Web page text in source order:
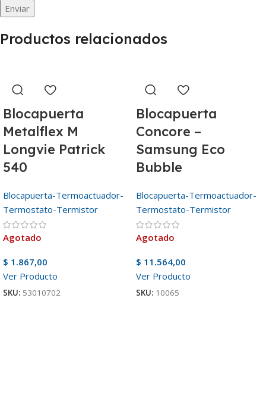
Productos relacionados
Blocapuerta
Metalflex M
Longvie Patrick
540
Blocapuerta-Termoactuador-
Termostato-Termistor
Agotado
$ 1.867,00
Ver Producto
SKU: 53010702
Blocapuerta
Concore –
Samsung Eco
Bubble
Blocapuerta-Termoactuador-
Termostato-Termistor
Agotado
$ 11.564,00
Ver Producto
SKU: 10065